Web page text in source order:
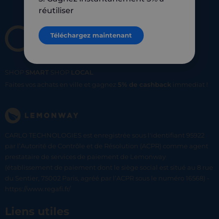
SHOP SMART SHOP
LOCAL
Faites vos achats en ville et gagnez 5% de cashback immediat !
CARLO TECHNOLOGIES est enregistrée sous l'identifiant 95922
par l’Autorité de Contrôle et de Résolution (ACPR) comme agent
prestataire de services de paiement de Lemonway
(établissement de paiement dont le siège social est situé au 8 rue
du Sentier, 75002 Paris, agréé par l’ACPR sous le numéro 16568) -
https://www.regafi.fr/
Liens utiles
réutiliser
Téléchargez maintenant